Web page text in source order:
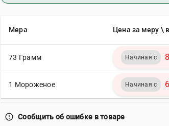
Мера Цена за меру \
73 Грамм Начиная с
1 Мороженое Начиная с
error_outline Сообщить об ошибке в товаре